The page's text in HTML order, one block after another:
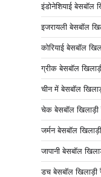
इंडोनेशियाई बेसबॉल
इजरायली बेसबॉल
कोरियाई बेसबॉल
ग्रीक बेसबॉल
चीन में बेसबॉल
चेक बेसबॉल खिलाड़ी
जर्मन बेसबॉल
जापानी बेसबॉल
डच बेसबॉल